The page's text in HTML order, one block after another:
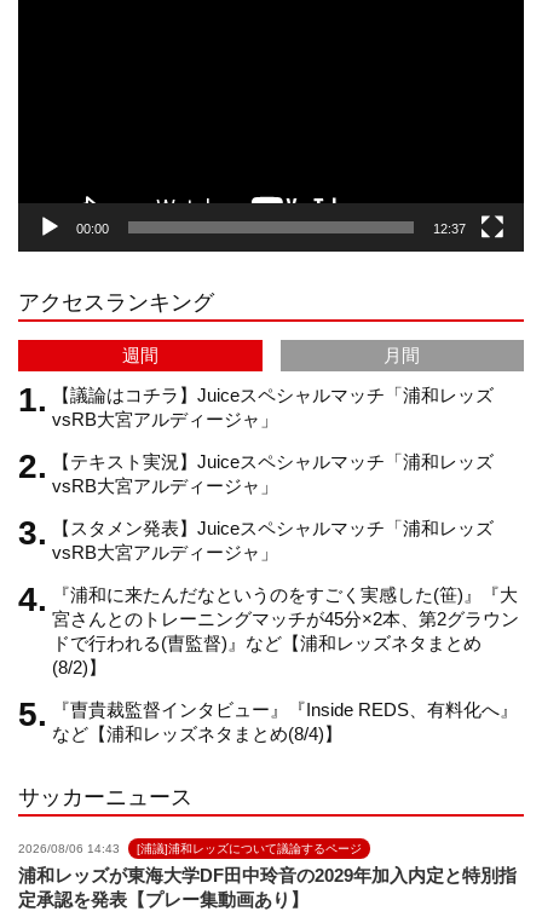
r
a
m
e
C
h
a
n
00:00 12:37
アクセスランキング
週間
月間
【議論はコチラ】Juiceスペシャルマッチ「浦和レッズ
vsRB大宮アルディージャ」
【テキスト実況】Juiceスペシャルマッチ「浦和レッズ
vsRB大宮アルディージャ」
【スタメン発表】Juiceスペシャルマッチ「浦和レッズ
vsRB大宮アルディージャ」
『浦和に来たんだなというのをすごく実感した(笹)』『大
宮さんとのトレーニングマッチが45分×2本、第2グラウン
ドで行われる(曺監督)』など【浦和レッズネタまとめ
(8/2)】
『曺貴裁監督インタビュー』『Inside REDS、有料化へ』
など【浦和レッズネタまとめ(8/4)】
サッカーニュース
2026/08/06 14:43 [浦議]浦和レッズについて議論するページ
浦和レッズが東海大学DF田中玲音の2029年加入内定と特別指
定承認を発表【プレー集動画あり】